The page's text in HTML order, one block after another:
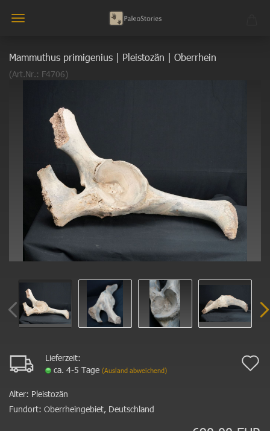
Mammuthus primigenius | Pleistozän | Oberrhein
(Art.Nr.: F4706)
Lieferzeit:
ca. 4-5 Tage (Ausland abweichend)
Alter: Pleistozän
Fundort: Oberrheingebiet, Deutschland